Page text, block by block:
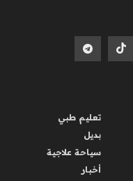
تعليم طبي
بديل
سياحة علاجية
أخبار